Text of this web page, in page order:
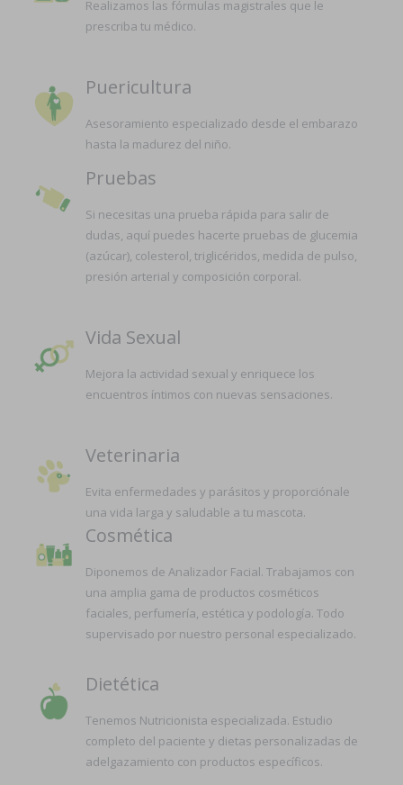
Realizamos las fórmulas magistrales que le
prescriba tu médico.
Puericultura
Asesoramiento especializado desde el embarazo
hasta la madurez del niño.
Pruebas
Si necesitas una prueba rápida para salir de
dudas, aquí puedes hacerte pruebas de glucemia
(azúcar), colesterol, triglicéridos, medida de pulso,
presión arterial y composición corporal.
Vida Sexual
Mejora la actividad sexual y enriquece los
encuentros íntimos con nuevas sensaciones.
Veterinaria
Evita enfermedades y parásitos y proporciónale
una vida larga y saludable a tu mascota.
Cosmética
Diponemos de Analizador Facial. Trabajamos con
una amplia gama de productos cosméticos
faciales, perfumería, estética y podología. Todo
supervisado por nuestro personal especializado.
Dietética
Tenemos Nutricionista especializada. Estudio
completo del paciente y dietas personalizadas de
adelgazamiento con productos específicos.